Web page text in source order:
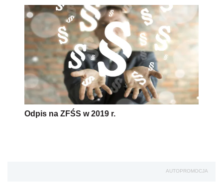
Odpis na ZFŚS w 2019 r.
AUTOPROMOCJA